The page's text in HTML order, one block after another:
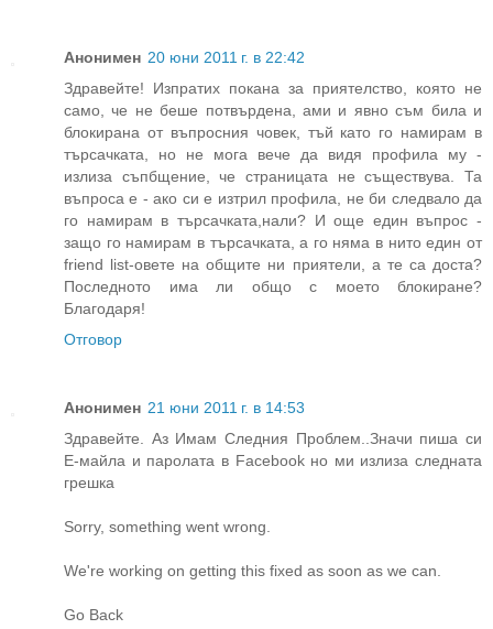
Анонимен 20 юни 2011 г. в 22:42
Здравейте! Изпратих покана за приятелство, която не
само, че не беше потвърдена, ами и явно съм била и
блокирана от въпросния човек, тъй като го намирам в
търсачката, но не мога вече да видя профила му -
излиза съпбщение, че страницата не съществува. Та
въпроса е - ако си е изтрил профила, не би следвало да
го намирам в търсачката,нали? И още един въпрос -
защо го намирам в търсачката, а го няма в нито един от
friend list-овете на общите ни приятели, а те са доста?
Последното има ли общо с моето блокиране?
Благодаря!
Отговор
Анонимен 21 юни 2011 г. в 14:53
Здравейте. Аз Имам Следния Проблем..Значи пиша си
Е-майла и паролата в Facebook но ми излиза следната
грешка
Sorry, something went wrong.
We're working on getting this fixed as soon as we can.
Go Back